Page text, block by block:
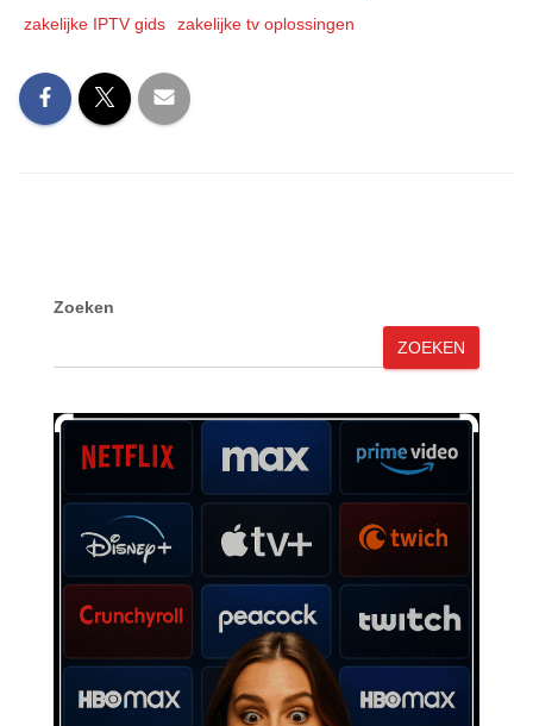
zakelijke IPTV gids
zakelijke tv oplossingen
Zoeken
ZOEKEN